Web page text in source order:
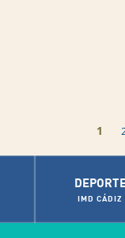
1
IMD CÁDIZ